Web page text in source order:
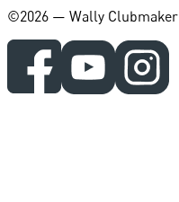
©️2026 — Wally Clubmaker